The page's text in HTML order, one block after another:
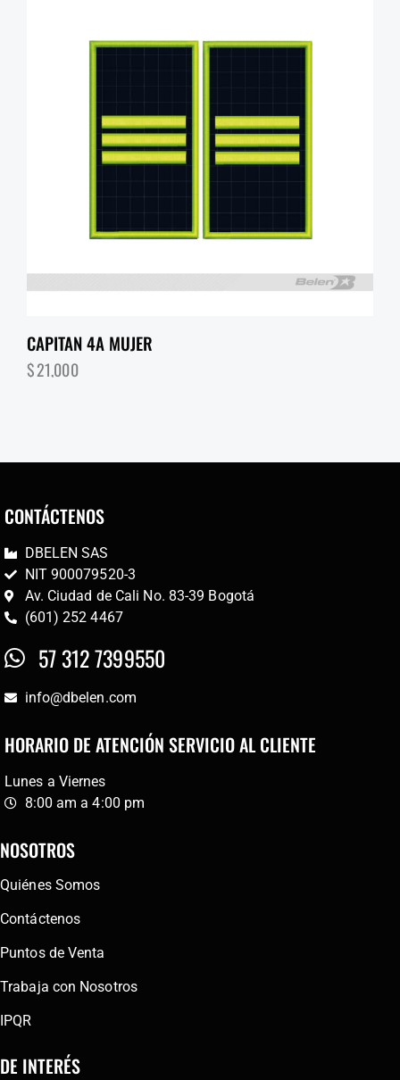
CAPITAN 4A MUJER
$21,000
CONTÁCTENOS
DBELEN SAS
NIT 900079520-3
Av. Ciudad de Cali No. 83-39 Bogotá
(601) 252 4467
57 312 7399550
info@dbelen.com
HORARIO DE ATENCIÓN SERVICIO AL CLIENTE
Lunes a Viernes
8:00 am a 4:00 pm
NOSOTROS
Quiénes Somos
Contáctenos
Puntos de Venta
Trabaja con Nosotros
IPQR
DE INTERÉS